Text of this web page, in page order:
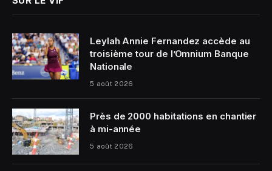
Leylah Annie Fernandez accède au
troisième tour de l’Omnium Banque
Nationale
5 août 2026
Près de 2000 habitations en chantier
à mi-année
5 août 2026